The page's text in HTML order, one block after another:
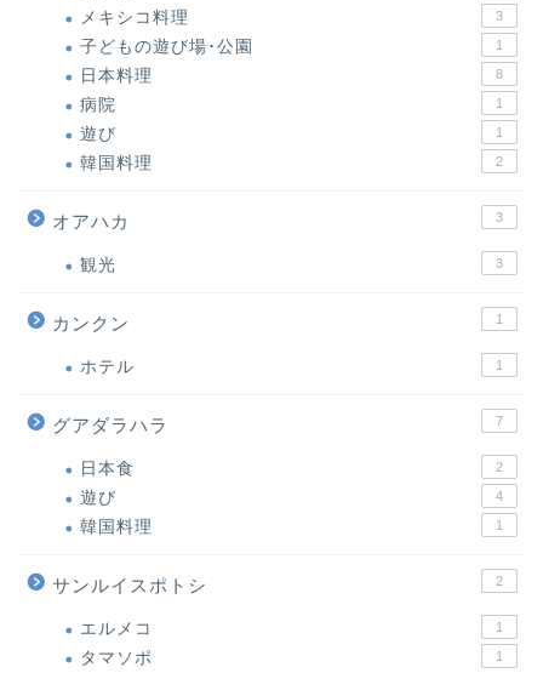
メキシコ料理 3
子どもの遊び場･公園 1
日本料理 8
病院 1
遊び 1
韓国料理 2
オアハカ 3
観光 3
カンクン 1
ホテル 1
グアダラハラ 7
日本食 2
遊び 4
韓国料理 1
サンルイスポトシ 2
エルメコ 1
タマソポ 1